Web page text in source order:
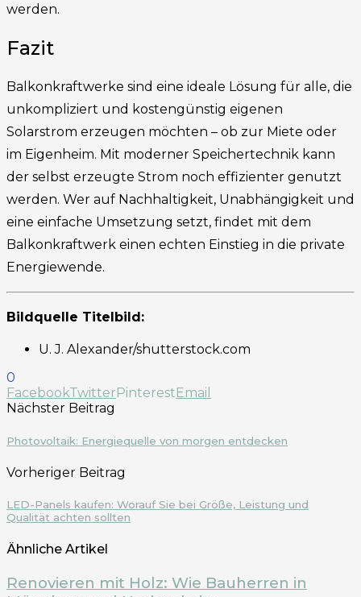
werden.
Fazit
Balkonkraftwerke sind eine ideale Lösung für alle, die
unkompliziert und kostengünstig eigenen
Solarstrom erzeugen möchten – ob zur Miete oder
im Eigenheim. Mit moderner Speichertechnik kann
der selbst erzeugte Strom noch effizienter genutzt
werden. Wer auf Nachhaltigkeit, Unabhängigkeit und
eine einfache Umsetzung setzt, findet mit dem
Balkonkraftwerk einen echten Einstieg in die private
Energiewende.
Bildquelle Titelbild:
U. J. Alexander/shutterstock.com
0
FacebookTwitter Pinterest Email
Nächster Beitrag
Photovoltaik: Energiequelle von morgen entdecken
Vorheriger Beitrag
LED-Panels kaufen: Worauf Sie bei Größe, Leistung und
Qualität achten sollten
Ähnliche Artikel
Renovieren mit Holz: Wie Bauherren in